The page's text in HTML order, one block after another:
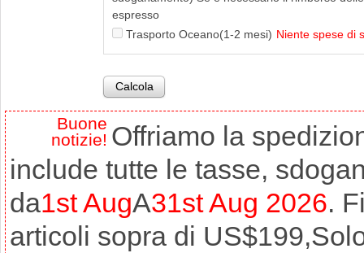
espresso
Trasporto Oceano(1-2 mesi) Niente spese di
Buone
notizie! Offriamo la
include tutte le tasse,
da1st AugA31st Aug 2026.
articoli sopra di